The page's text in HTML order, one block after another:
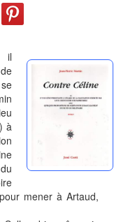
il
à
mener à Artaud,